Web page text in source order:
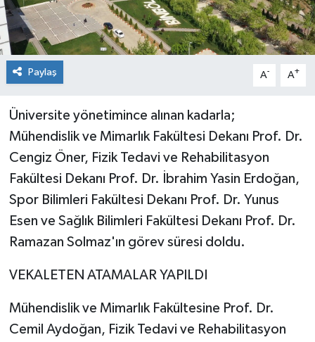
Paylaş A- A+
Üniversite yönetimince alınan kadarla;
Mühendislik ve Mimarlık Fakültesi Dekanı Prof. Dr.
Cengiz Öner, Fizik Tedavi ve Rehabilitasyon
Fakültesi Dekanı Prof. Dr. İbrahim Yasin Erdoğan,
Spor Bilimleri Fakültesi Dekanı Prof. Dr. Yunus
Esen ve Sağlık Bilimleri Fakültesi Dekanı Prof. Dr.
Ramazan Solmaz'ın görev süresi doldu.
VEKALETEN ATAMALAR YAPILDI
Mühendislik ve Mimarlık Fakültesine Prof. Dr.
Cemil Aydoğan, Fizik Tedavi ve Rehabilitasyon
SAĞLIK
SPOR
YAYLADERE